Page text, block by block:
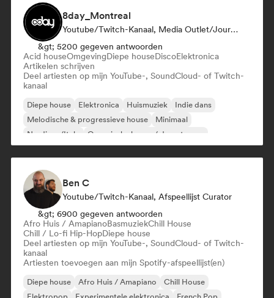
8day_Montreal
Youtube/Twitch-Kanaal, Media Outlet/Journalist
&gt; 5200 gegeven antwoorden
Acid houseOmgevingDiepe houseDiscoElektronica
Artikelen schrijven
Deel artiesten op mijn YouTube-, SoundCloud- of Twitch-
kanaal
Diepe house Elektronica Huismuziek
Indie dans
Melodische & progressieve house
Minimaal
Nu-disco/Italo
Organische house / downtempo
Ben C
Youtube/Twitch-Kanaal, Afspeellijst Curator
&gt; 6900 gegeven antwoorden
Afro Huis / AmapianoBasmuziekChill House
Chill / Lo-fi Hip-HopDiepe house
Deel artiesten op mijn YouTube-, SoundCloud- of Twitch-
kanaal
Artiesten toevoegen aan mijn Spotify-afspeellijst(en)
Diepe house Afro Huis / Amapiano
Chill House